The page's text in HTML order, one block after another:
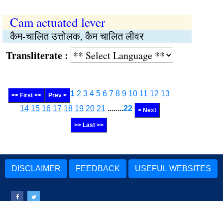
Cam actuated lever
कैम-चालित उत्तोलक, कैम चालित लीवर
:
<< First << Prev < 1 2 3 4 5 6 7 8 9 10 11 12 13
14 15 16 17 18 19 20 21 ........22 > Next
>> Last >>
DISCLAIMER FEEDBACK USEFUL WEBSITES